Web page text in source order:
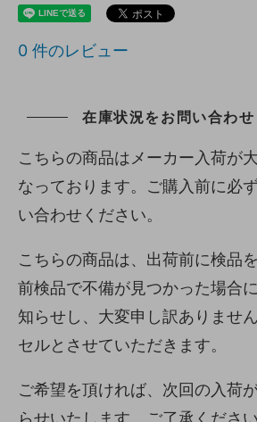
0 件のレビュー
在庫状況をお問い合わ
こちらの商品はメーカー入荷が
なっております。ご購入前に必
い合わせください。
こちらの商品は、出荷前に検品
前検品で不備が見つかった場合
知らせし、大変申し訳ありませ
セルとさせていただきます。
ご希望を頂ければ、次回の入荷
らせいたします。ご了承ください